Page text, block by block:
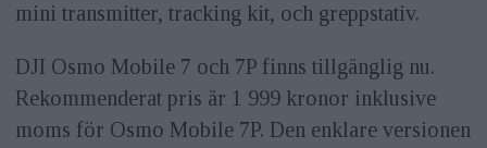
mini transmitter, tracking kit, och greppstativ.
DJI Osmo Mobile 7 och 7P finns tillgänglig nu.
Rekommenderat pris är 1 999 kronor inklusive
moms för Osmo Mobile 7P. Den enklare versionen